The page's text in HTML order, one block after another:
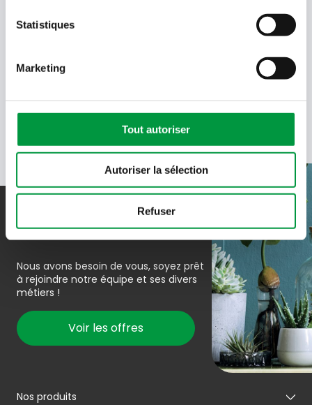
Statistiques
Marketing
Tout autoriser
Autoriser la sélection
Refuser
Quel code est dans l'image ?
Saisissez les caractères présents
En soumettant votre adresse e-mail, vous acceptez de
recevoir des e-mails de Cactus et acceptez la politique de
Rejoindre l’équipe
Nous avons besoin de vous, soyez prêt
à rejoindre notre équipe et ses divers
métiers !
Voir les offres
Nos produits